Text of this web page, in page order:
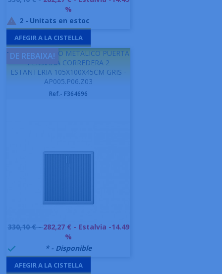
%
 2 - Unitats en estoc
AFEGIR A LA CISTELLA
-GAPSA ARMARIO METALICO PUERTA
PERSIANA CORREDERA 2
ESTANTERIA 105X100X45CM GRIS -
AP005.P06.Z03
Ref.- F364696
DE REBAIXA!
Preu
330,10 € -282,27 € - Estalvia -14.49
%
 * - Disponible
AFEGIR A LA CISTELLA